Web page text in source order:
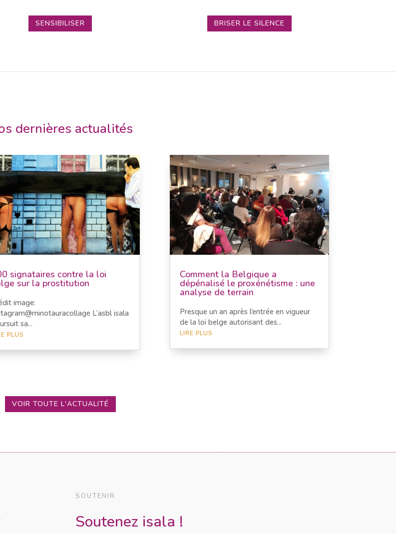
SENSIBILISER BRISER LE SILENCE
dernières actualités
signataires contre la loi
sur la prostitution
image:
L’asbl isala
sa...
PLUS
Comment la Belgique a
dépénalisé le proxénétisme : une
analyse de terrain
Presque un an après l’entrée en vigueur
de la loi belge autorisant des...
LIRE PLUS
VOIR TOUTE L'ACTUALITÉ
SOUTENIR
Soutenez isala !